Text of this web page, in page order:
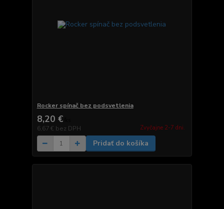
Rocker spínač bez podsvetlenia
8,20 €
6,67 € bez DPH Zvyčajne 2-7 dni.
Pridať do košíka